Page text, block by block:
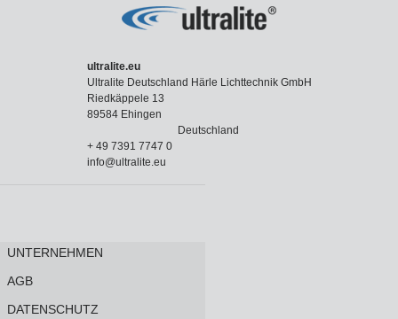
ultralite.eu
Ultralite Deutschland Härle Lichttechnik GmbH
Riedkäppele 13
89584 Ehingen
Deutschland
+ 49 7391 7747 0
info@ultralite.eu
UNTERNEHMEN
AGB
DATENSCHUTZ